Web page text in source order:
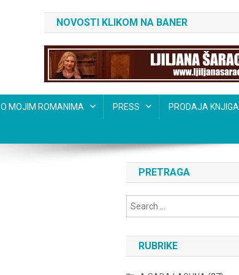
NOVOSTI KLIKOM NA BANER
O MOJIM ROMANIMA PRESS PRODAJA KNJIGA
PRETRAGA
RUBRIKE